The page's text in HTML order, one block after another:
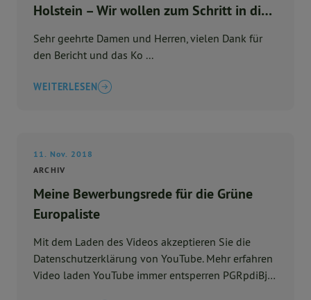
Holstein – Wir wollen zum Schritt in die
Selbstständigkeit ermutigen
Sehr geehrte Damen und Herren, vielen Dank für
den Bericht und das Ko ...
WEITERLESEN
11. Nov. 2018
ARCHIV
Meine Bewerbungsrede für die Grüne
Europaliste
Mit dem Laden des Videos akzeptieren Sie die
Datenschutzerklärung von YouTube. Mehr erfahren
Video laden YouTube immer entsperren PGRpdiBjb